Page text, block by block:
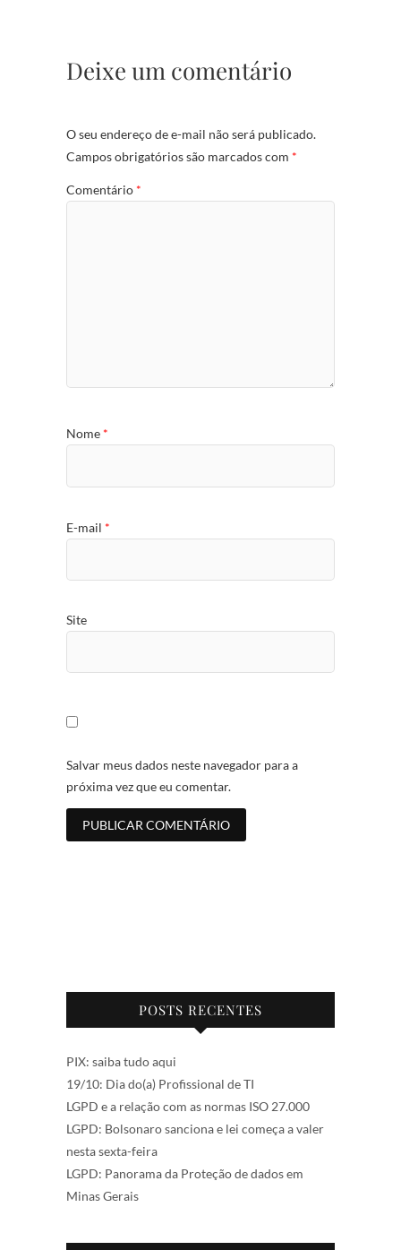
Deixe um comentário
O seu endereço de e-mail não será publicado.
Campos obrigatórios são marcados com *
Comentário *
Nome *
E-mail *
Site
Salvar meus dados neste navegador para a
próxima vez que eu comentar.
POSTS RECENTES
PIX: saiba tudo aqui
19/10: Dia do(a) Profissional de TI
LGPD e a relação com as normas ISO 27.000
LGPD: Bolsonaro sanciona e lei começa a valer
nesta sexta-feira
LGPD: Panorama da Proteção de dados em
Minas Gerais